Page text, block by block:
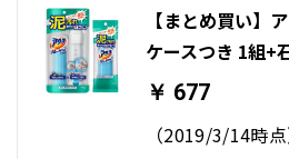
【まとめ買い】
ケースつき 1組+
￥ 677
（2019/3/14時点